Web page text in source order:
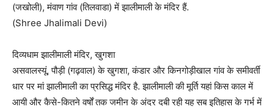
(जखोली), मंवाण गांव (तिलवाडा) में झालीमाली के मंदिर हैं.
(Shree Jhalimali Devi)
दिव्यधाम झालीमाली मंदिर, खुगशा
असवालस्यूं, पौड़ी (गढ़वाल) के खुगशा, कंडार और किनगोड़ीखाल गांव के समीवर्ती
धार पर मां झालीमाली का प्रसिद्ध मंदिर है. झालीमाली की मूर्ति यहां किस काल में
आयी और कैसे-कितने वर्षों तक जमीन के अंदर दबी रही यह सब इतिहास के गर्भ में